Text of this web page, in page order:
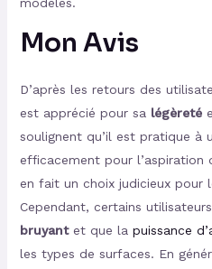
Mon Avis
D’après les retours des
est apprécié pour sa légèreté
soulignent qu’il est pratique à
efficacement pour l’aspiration
en fait un choix judicieux pour
Cependant, certains
bruyantet que la puissance
les types de surfaces. En